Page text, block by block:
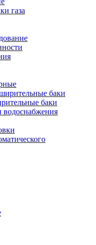
газа
баки
водоснабжения